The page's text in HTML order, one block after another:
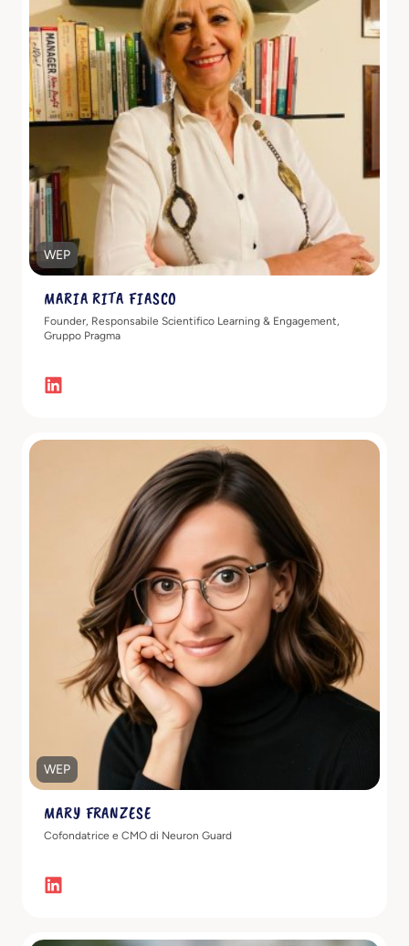
Scopri di più
WEP
MARIA RITA FIASCO
Founder, Responsabile Scientifico Learning & Engagement,
Gruppo Pragma
Scopri di più
WEP
MARY FRANZESE
Cofondatrice e CMO di Neuron Guard